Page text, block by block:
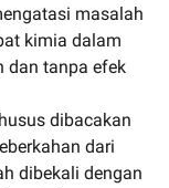
masalah
kimia dalam
dan tanpa efek
dibacakan
dari
dibekali dengan